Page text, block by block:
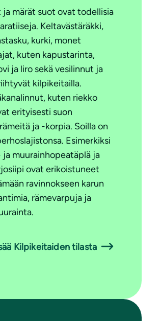
ja märät suot ovat todellisia
Keltavästäräkki,
kurki, monet
kuten kapustarinta,
ja liro sekä vesilinnut ja
kilpikeitailla.
kuten riekko
erityisesti suon
ja -korpia. Soilla on
Esimerkiksi
ja muurainhopeatäplä ja
ovat erikoistuneet
ravinnokseen karun
rämevarpuja ja
Kilpikeitaiden tilasta